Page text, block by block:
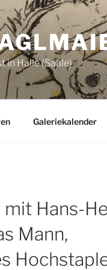
in Halle (Saale)
Galeriekalender
Hans-
Mann,